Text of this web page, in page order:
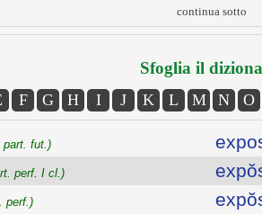
continua sotto
Sfoglia il
F G H I J K L M N O
part. fut.)
perf. I cl.)
perf.)